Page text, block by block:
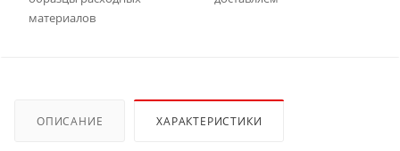
материалов
ОПИСАНИЕ ХАРАКТЕРИСТИКИ